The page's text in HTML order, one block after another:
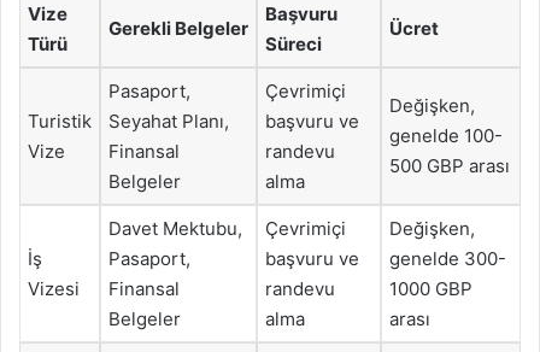
Vize
Türü
Gerekli Belgeler
Başvuru
Süreci
Ücret
Turistik
Vize
Pasaport,
Seyahat Planı,
Finansal
Belgeler
Çevrimiçi
başvuru ve
randevu
alma
Değişken,
genelde 100-
500 GBP arası
İş
Vizesi
Davet Mektubu,
Pasaport,
Finansal
Belgeler
Çevrimiçi
başvuru ve
randevu
alma
Değişken,
genelde 300-
1000 GBP
arası